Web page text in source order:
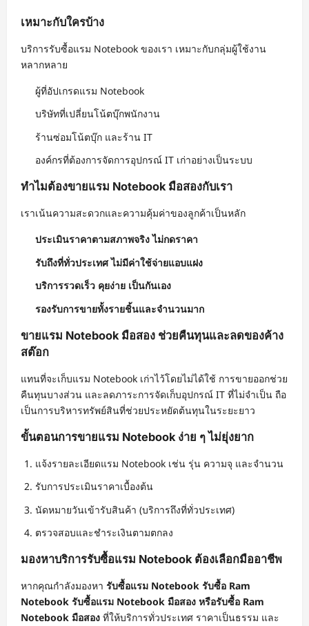
เหมาะกับใครบ้าง
บริการรับซื้อแรม Notebook ของเรา เหมาะกับกลุ่มผู้ใช้งาน
หลากหลาย
ผู้ที่อัปเกรดแรม Notebook
บริษัทที่เปลี่ยนโน้ตบุ๊กพนักงาน
ร้านซ่อมโน้ตบุ๊ก และร้าน IT
องค์กรที่ต้องการจัดการอุปกรณ์ IT เก่าอย่างเป็นระบบ
ทำไมต้องขายแรม Notebook มือสองกับเรา
เราเน้นความสะดวกและความคุ้มค่าของลูกค้าเป็นหลัก
ประเมินราคาตามสภาพจริง ไม่กดราคา
รับถึงที่ทั่วประเทศ ไม่มีค่าใช้จ่ายแอบแฝง
บริการรวดเร็ว คุยง่าย เป็นกันเอง
รองรับการขายทั้งรายชิ้นและจำนวนมาก
ขายแรม Notebook มือสอง ช่วยคืนทุนและลดของค้าง
สต๊อก
แทนที่จะเก็บแรม Notebook เก่าไว้โดยไม่ได้ใช้ การขายออกช่วย
คืนทุนบางส่วน และลดภาระการจัดเก็บอุปกรณ์ IT ที่ไม่จำเป็น ถือ
เป็นการบริหารทรัพย์สินที่ช่วยประหยัดต้นทุนในระยะยาว
ขั้นตอนการขายแรม Notebook ง่าย ๆ ไม่ยุ่งยาก
แจ้งรายละเอียดแรม Notebook เช่น รุ่น ความจุ และจำนวน
รับการประเมินราคาเบื้องต้น
นัดหมายวันเข้ารับสินค้า (บริการถึงที่ทั่วประเทศ)
ตรวจสอบและชำระเงินตามตกลง
มองหาบริการรับซื้อแรม Notebook ต้องเลือกมืออาชีพ
หากคุณกำลังมองหา รับซื้อแรม Notebook รับซื้อ Ram
Notebook รับซื้อแรม Notebook มือสอง หรือรับซื้อ Ram
Notebook มือสอง ที่ให้บริการทั่วประเทศ ราคาเป็นธรรม และ